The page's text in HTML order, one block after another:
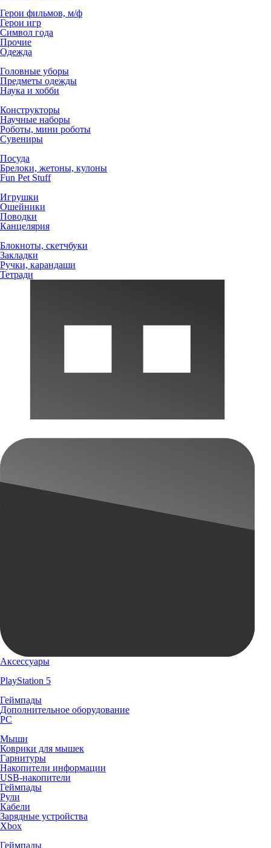
Герои фильмов, м/ф
Герои игр
Символ года
Прочие
Одежда
Головные уборы
Предметы одежды
Наука и хобби
Конструкторы
Научные наборы
Роботы, мини роботы
Сувениры
Посуда
Брелоки, жетоны, кулоны
Fun Pet Stuff
Игрушки
Ошейники
Поводки
Канцелярия
Блокноты, скетчбуки
Закладки
Ручки, карандаши
Тетради
Аксессуары
PlayStation 5
Геймпады
Дополнительное оборудование
PC
Мыши
Коврики для мышек
Гарнитуры
Накопители информации
USB-накопители
Геймпады
Рули
Кабели
Зарядные устройства
Xbox
Геймпады